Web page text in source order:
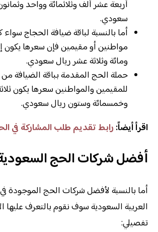
أربعة عشر ألف وثلاثمائة وواحد
سعودي.
أما بالنسبة لباقة ضيافة الحجاج سواء
مواطنين أو مقيمين فإن سعرها يكون
ومائة وثلاثة عشر ريال سعودي.
حملة الحج المقدمة بباقة الضيافة من
للمقيمين والمواطنين سعرها يكون
وخمسمائة وستون ريال سعودي.
اقرأ أيضاً: رابط تقديم طلب المشاركة في
أفضل شركات الحج
أما بالنسبة لأفضل شركات الحج الموجودة
العربية السعودية سوف نقوم بالتعرف عليها
تفصيلي: